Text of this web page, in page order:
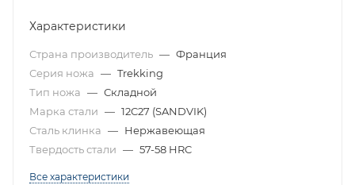
Характеристики
Страна производитель — Франция
Серия ножа — Trekking
Тип ножа — Складной
Марка стали — 12C27 (SANDVIK)
Сталь клинка — Нержавеющая
Твердость стали — 57-58 HRC
Все характеристики